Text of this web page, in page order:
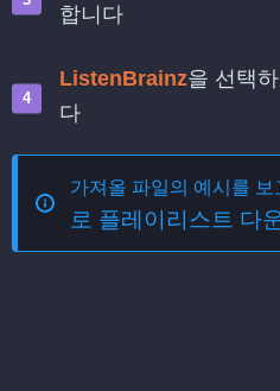
합니다
ListenBrainz을 선택
다
가져올 파일의 예시를
로 플레이리스트 다